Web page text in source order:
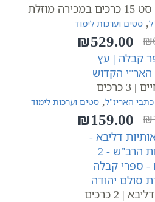
מוזלת
, סטים וערכות לימוד
₪
המחיר
המקורי
היה:
₪650.00.
₪529.00
המחיר
הנוכחי
הוא:
₪529.00.כרכים
כתבי האריז"ל, סטים וערכות לימוד
₪
המחיר
המקורי
היה:
₪170.00.
₪159.00
המחיר
הנוכחי
הוא:
₪159.00.
| 2 כרכים